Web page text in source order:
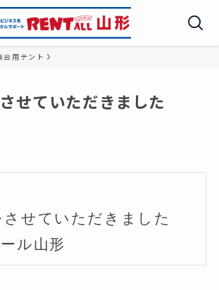
会用テント
せていただきました
させていただきました